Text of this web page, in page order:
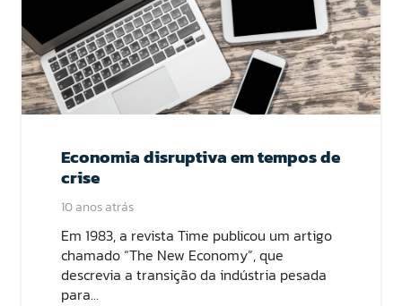
Economia disruptiva em tempos de
crise
10 anos atrás
Em 1983, a revista Time publicou um artigo
chamado “The New Economy”, que
descrevia a transição da indústria pesada
para…